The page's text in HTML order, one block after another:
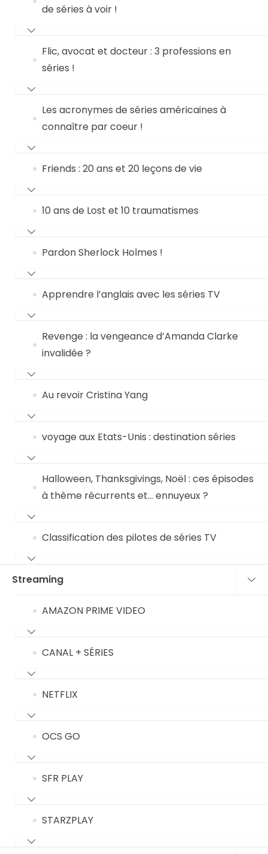
de séries à voir !
Flic, avocat et docteur : 3 professions en
séries !
Les acronymes de séries américaines à
connaître par coeur !
Friends : 20 ans et 20 leçons de vie
10 ans de Lost et 10 traumatismes
Pardon Sherlock Holmes !
Apprendre l’anglais avec les séries TV
Revenge : la vengeance d’Amanda Clarke
invalidée ?
Au revoir Cristina Yang
voyage aux Etats-Unis : destination séries
Halloween, Thanksgivings, Noël : ces épisodes
à thème récurrents et… ennuyeux ?
Classification des pilotes de séries TV
Streaming
AMAZON PRIME VIDEO
CANAL + SÉRIES
NETFLIX
OCS GO
SFR PLAY
STARZPLAY